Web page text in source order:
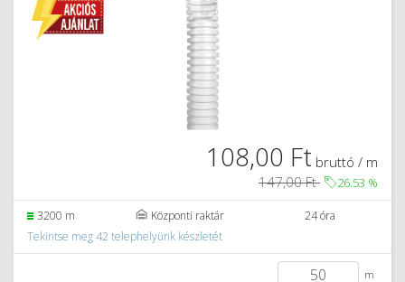
108,00 Ft bruttó / m
147,00 Ft
26.53 %
3200 m Központi raktár
24 óra
Tekintse meg 42 telephelyünk készletét
m